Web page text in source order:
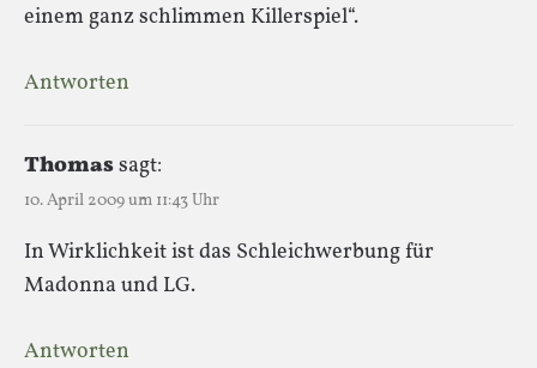
einem ganz schlimmen Killerspiel“.
Antworten
Thomassagt:
10. April 2009 um 11:43 Uhr
In Wirklichkeit ist das Schleichwerbung für
Madonna und LG.
Antworten